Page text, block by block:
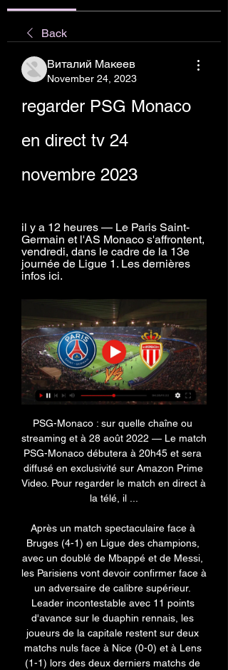
Back
Виталий Макеев
November 24, 2023
regarder PSG Monaco
en direct tv 24
novembre 2023
il y a 12 heures — Le Paris Saint-
Germain et l'AS Monaco s'affrontent,
vendredi, dans le cadre de la 13e
journée de Ligue 1. Les dernières
infos ici.
PSG-Monaco : sur quelle chaîne ou
streaming et à 28 août 2022 — Le match
PSG-Monaco débutera à 20h45 et sera
diffusé en exclusivité sur Amazon Prime
Video. Pour regarder le match en direct à
la télé, il ...
Après un match spectaculaire face à
Bruges (4-1) en Ligue des champions,
avec un doublé de Mbappé et de Messi,
les Parisiens vont devoir confirmer face à
un adversaire de calibre supérieur.
Leader incontestable avec 11 points
d'avance sur le duaphin rennais, les
joueurs de la capitale restent sur deux
matchs nuls face à Nice (0-0) et à Lens
(1-1) lors des deux derniers matchs de